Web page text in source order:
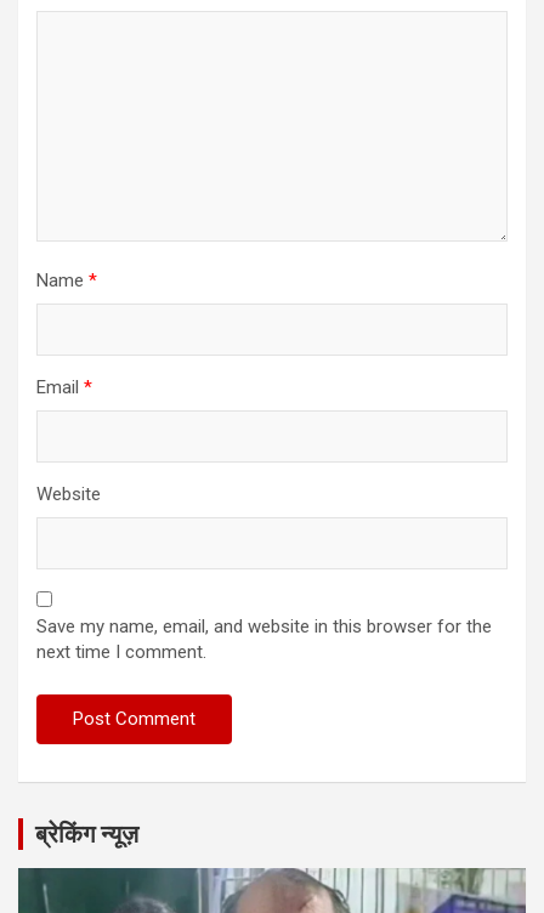
Name *
Email *
Website
Save my name, email, and website in this browser for the
next time I comment.
ब्रेकिंग न्यूज़